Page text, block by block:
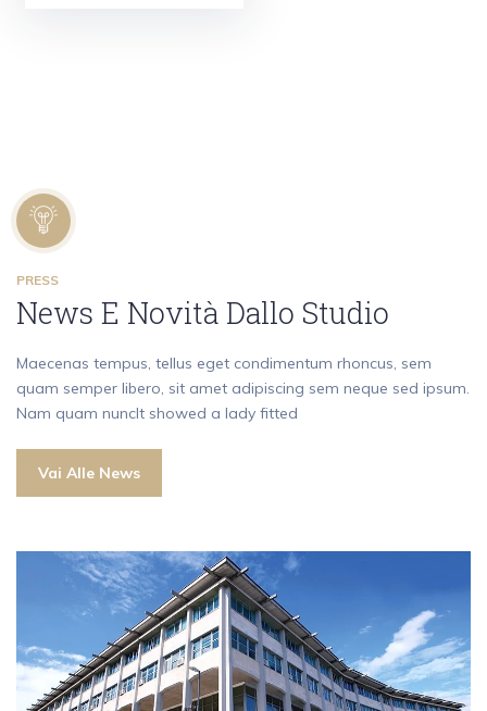
PRESS
News E Novità Dallo Studio
Maecenas tempus, tellus eget condimentum rhoncus, sem
quam semper libero, sit amet adipiscing sem neque sed ipsum.
Nam quam nuncIt showed a lady fitted
Vai Alle News